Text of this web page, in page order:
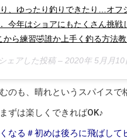
、ゆったり釣りできたり…オフ
今年はショアにもたくさん挑戦
ら練習🤣誰か上手く釣る方法
ェアした投稿 – 2020年 5月月
のも、晴れというスパイスで
ずは楽しくできればOK♪
なる＃初めは後ろに飛ばして